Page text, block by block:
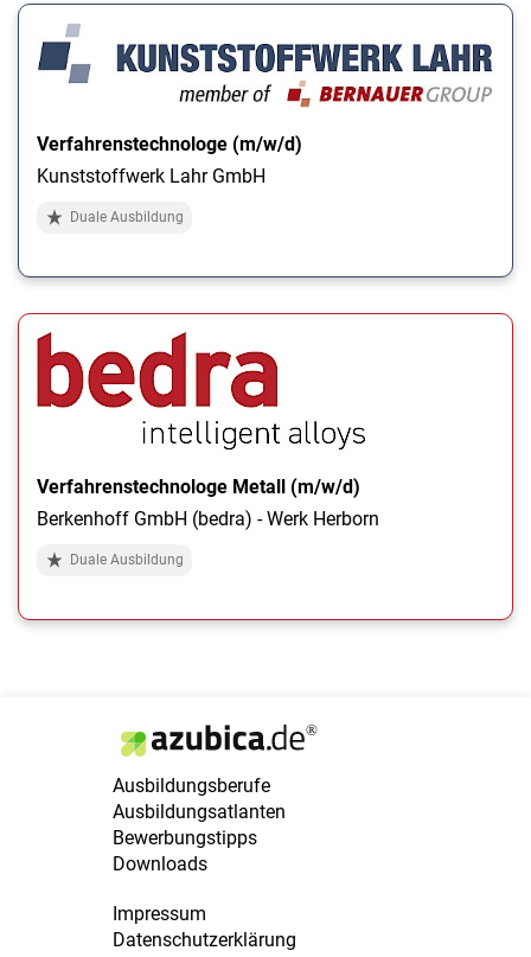
Verfahrenstechnologe (m/w/d)
Kunststoffwerk Lahr GmbH
Duale Ausbildung
Verfahrenstechnologe Metall (m/w/d)
Berkenhoff GmbH (bedra) - Werk Herborn
Duale Ausbildung
Ausbildungsberufe
Ausbildungsatlanten
Bewerbungstipps
Downloads
Impressum
Datenschutzerklärung